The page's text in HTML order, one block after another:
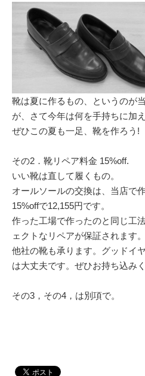
靴は夏に作るもの、というのが
が、さて今年は何を手持ちに加
ぜひこの夏も一足、靴を作ろう!
その2．靴リペア料金 15%off.
いい靴は直して履くもの。
オールソールの交換は、当店で
15%offで12,155円です。
作った工場で作ったのと同じ工
ェクトなリペアが保証されます。
他社の靴も承ります。グッドイ
は大丈夫です。ぜひお持ち込みく
その3，その4，は別項で。